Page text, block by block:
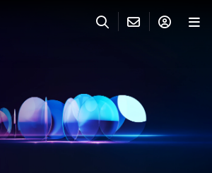
アカウントにアクセスする。